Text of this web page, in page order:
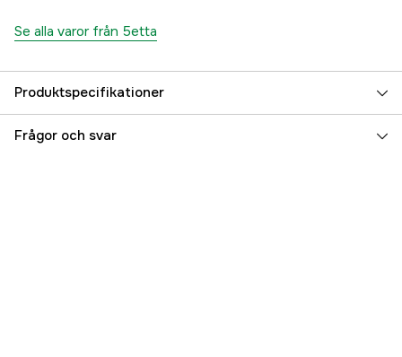
Se alla varor från 5etta
Produktspecifikationer
Referensnummer 3000028201
Frågor och svar